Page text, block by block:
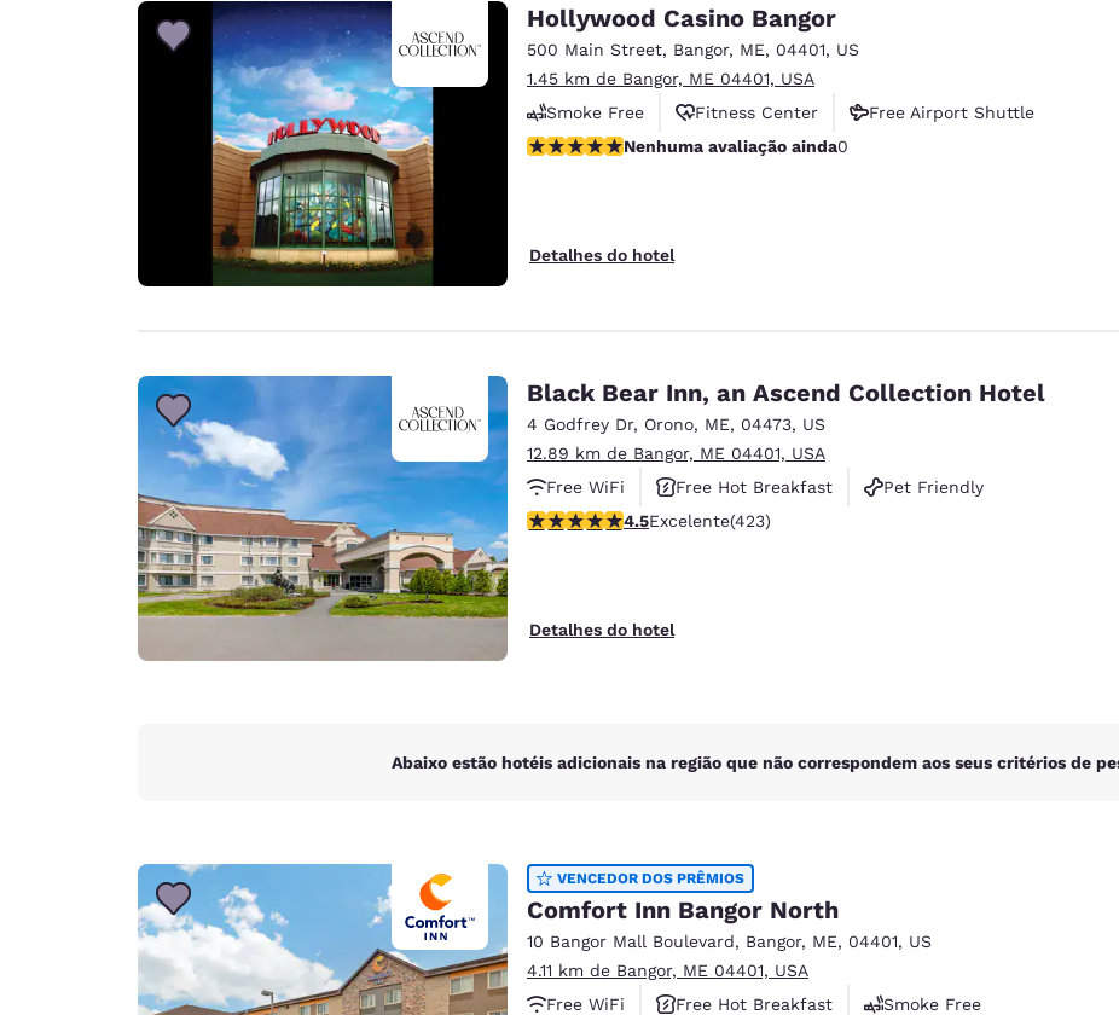
Español
Deutschland Germany
English
España
Ásia-Pacífico
Australia
English
India
English
Hollywood Casino Bangor
500 Main Street, Bangor, ME, 04401, US
1.45 km de Bangor, ME 04401, USA
Smoke Free
Fitness Center
Free Airport Shuttle
Nenhuma avaliação ainda
Nenhuma avaliação ainda0
Detalhes do hotel
Black Bear Inn, an Ascend Collection Hotel
4 Godfrey Dr, Orono, ME, 04473, US
12.89 km de Bangor, ME 04401, USA
Free WiFi
Free Hot Breakfast
Pet Friendly
classificação 4.55 estrelas. Excelente. 423 avaliações
4.5Excelente(423)
Detalhes do hotel
Abaixo estão hotéis adicionais na região que não correspondem aos seus critérios de
VENCEDOR DOS PRÊMIOS
Comfort Inn Bangor North
10 Bangor Mall Boulevard, Bangor, ME, 04401, US
4.11 km de Bangor, ME 04401, USA
Free WiFi
Free Hot Breakfast
Smoke Free